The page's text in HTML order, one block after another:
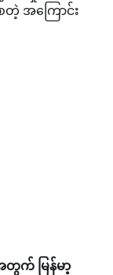
အကြောင်း
တွက် မြန်မာ့